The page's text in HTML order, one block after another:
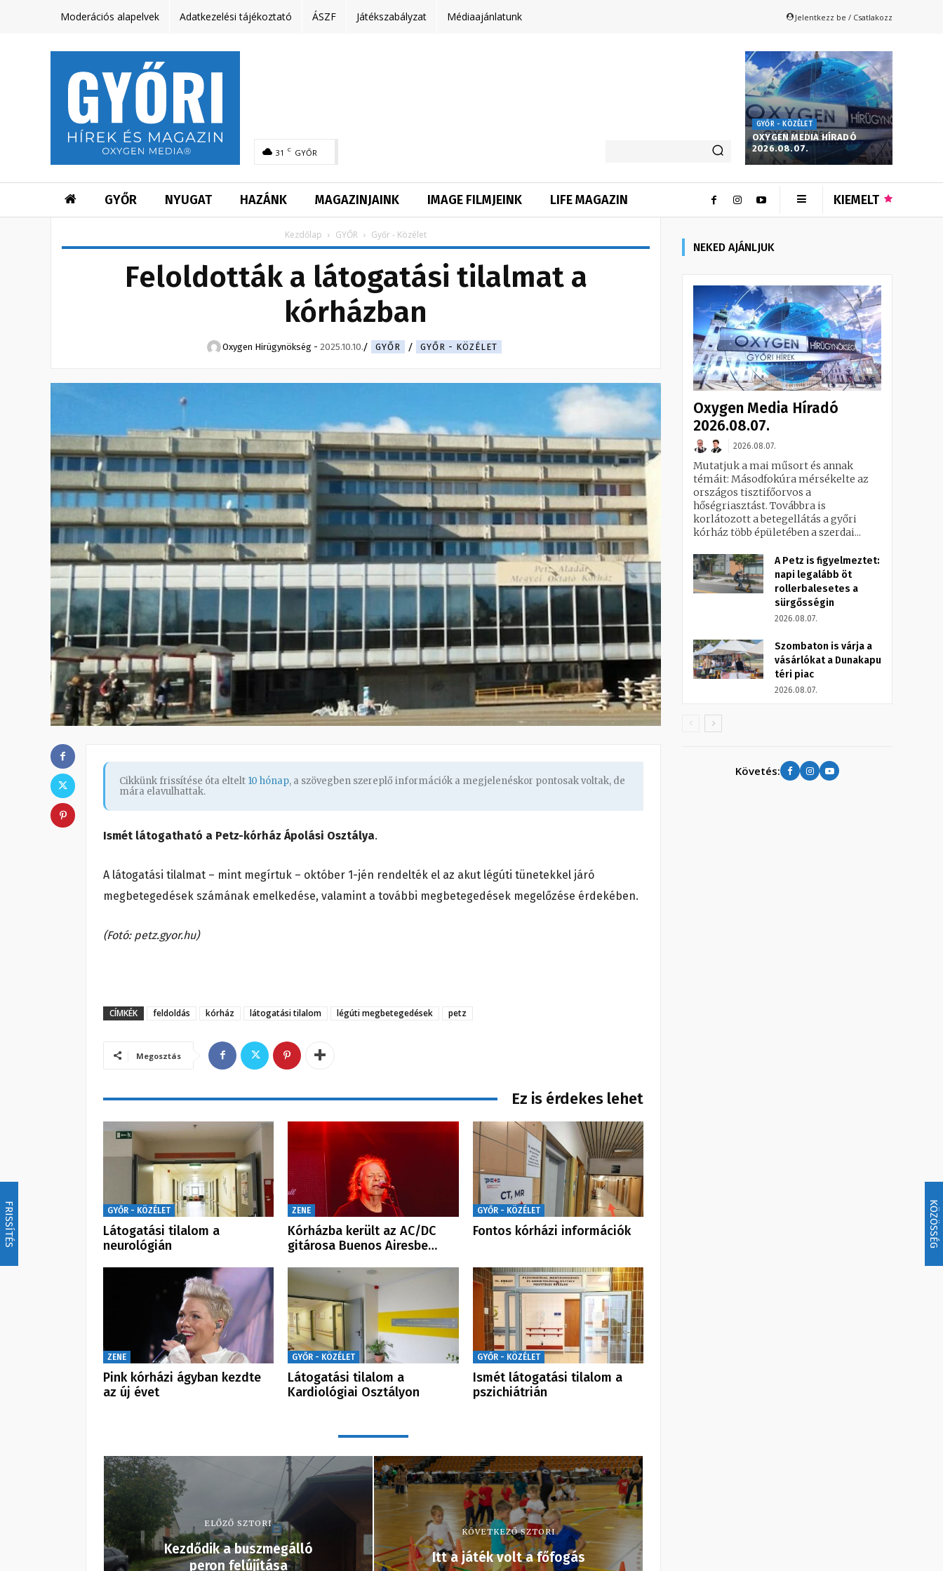
FRISSÍTÉS KÖZÖSSÉG
Moderációs alapelvek Adatkezelési tájékoztató ÁSZF Játékszabályzat Médiaajánlatunk Jelentkezz be / Csatlakozz
31 C GYŐR
GYŐR - KÖZÉLET
OXYGEN MEDIA HÍRADÓ
2026.08.07.
GYŐR NYUGAT HAZÁNK MAGAZINJAINK IMAGE FILMJEINK LIFE MAGAZIN KIEMELT
Kezdőlap GYŐR Győr - Közélet
Feloldották a látogatási tilalmat a
kórházban
Oxygen Hirügynökség - 2025.10.10. GYŐR GYŐR - KÖZÉLET
Cikkünk frissítése óta eltelt 10 hónap, a szövegben szereplő információk a megjelenéskor pontosak voltak, de
mára elavulhattak.
Ismét látogatható a Petz-kórház Ápolási Osztálya.
A látogatási tilalmat – mint megírtuk – október 1-jén rendelték el az akut légúti tünetekkel járó
megbetegedések számának emelkedése, valamint a további megbetegedések megelőzése érdekében.
(Fotó: petz.gyor.hu)
CÍMKÉK feldoldás kórház látogatási tilalom légúti megbetegedések petz
Megosztás
Ez is érdekes lehet
GYŐR - KÖZÉLET
Látogatási tilalom a
neurológián
ZENE
Kórházba került az AC/DC
gitárosa Buenos Airesbe…
GYŐR - KÖZÉLET
Fontos kórházi információk
ZENE
Pink kórházi ágyban kezdte
az új évet
GYŐR - KÖZÉLET
Látogatási tilalom a
Kardiológiai Osztályon
GYŐR - KÖZÉLET
Ismét látogatási tilalom a
pszichiátrián
ELŐZŐ SZTORI
Kezdődik a buszmegálló
peron felújítása
KÖVETKEZŐ SZTORI
Itt a játék volt a főfogás
NEKED AJÁNLJUK
Oxygen Media Híradó
2026.08.07.
2026.08.07.
Mutatjuk a mai műsort és annak
témáit: Másodfokúra mérsékelte az
országos tisztifőorvos a
hőségriasztást. Továbbra is
korlátozott a betegellátás a győri
kórház több épületében a szerdai...
A Petz is figyelmeztet:
napi legalább öt
rollerbalesetes a
sürgősségin
2026.08.07.
Szombaton is várja a
vásárlókat a Dunakapu
téri piac
2026.08.07.
Követés: